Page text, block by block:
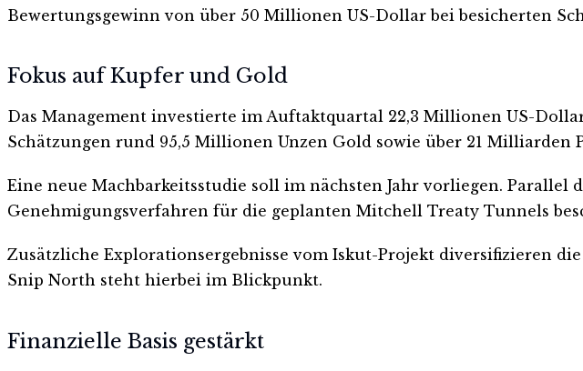
Bewertungsgewinn von über 50 Millionen US-Dollar bei besicherten
Fokus auf Kupfer und Gold
Das Management investierte im Auftaktquartal 22,3 Millionen US-
Schätzungen rund 95,5 Millionen Unzen Gold sowie über 21 Milliarden
Eine neue Machbarkeitsstudie soll im nächsten Jahr vorliegen.
Genehmigungsverfahren für die geplanten Mitchell Treaty Tunnels
Zusätzliche Explorationsergebnisse vom Iskut-Projekt diversifizieren
Snip North steht hierbei im Blickpunkt.
Finanzielle Basis gestärkt